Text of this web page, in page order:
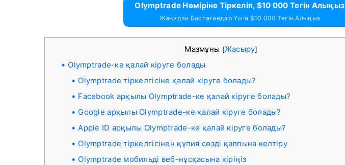
Olymptrade Нөміріне Тіркеліп, $10 000 Тегін Алыңыз
Жаңадан Бастағандар Үшін $10 000 Тегін Алыңыз
Мазмұны [Жасыру]
Olymptrade-ке қалай кіруге болады
Olymptrade тіркелгісіне қалай кіруге болады?
Facebook арқылы Olymptrade-ке қалай кіруге болады?
Google арқылы Olymptrade-ке қалай кіруге болады?
Apple ID арқылы Olymptrade-ке қалай кіруге болады?
Olymptrade тіркелгісінен құпия сөзді қалпына келтіру
Olymptrade мобильді веб-нұсқасына кіріңіз